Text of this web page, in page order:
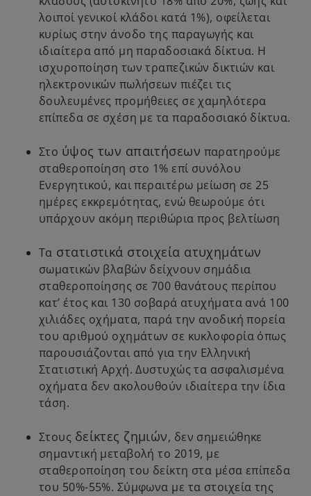
λοιποί γενικοί κλάδοι κατά 1%), οφείλεται
κυρίως στην άνοδο της παραγωγής και
ιδιαίτερα από μη παραδοσιακά δίκτυα. Η
ισχυροποίηση των τραπεζικών δικτιών και
ηλεκτρονικών πωλήσεων πιέζει τις
δουλευμένες προμήθειες σε χαμηλότερα
επίπεδα σε σχέση με τα παραδοσιακό δίκτυα.
Στο ύψος των απαιτήσεων παρατηρούμε
σταθεροποίηση στο 1% επί συνόλου
Ενεργητικού, και περαιτέρω μείωση σε 25
ημέρες εκκρεμότητας, ενώ θεωρούμε ότι
υπάρχουν ακόμη περιθώρια προς βελτίωση
Τα στατιστικά στοιχεία ατυχημάτων
σωματικών βλαβών δείχνουν σημάδια
σταθεροποίησης σε 700 θανάτους περίπου
κατ’ έτος και 130 σοβαρά ατυχήματα ανά 100
χιλιάδες οχήματα, παρά την ανοδική πορεία
του αριθμού οχημάτων σε κυκλοφορία όπως
παρουσιάζονται από για την Ελληνική
Στατιστική Αρχή. Δυστυχώς τα ασφαλισμένα
οχήματα δεν ακολουθούν ιδιαίτερα την ίδια
τάση.
Στους δείκτες ζημιών, δεν σημειώθηκε
σημαντική μεταβολή το 2019, με
σταθεροποίηση του δείκτη στα μέσα επίπεδα
του 50%-55%. Σύμφωνα με τα στοιχεία της